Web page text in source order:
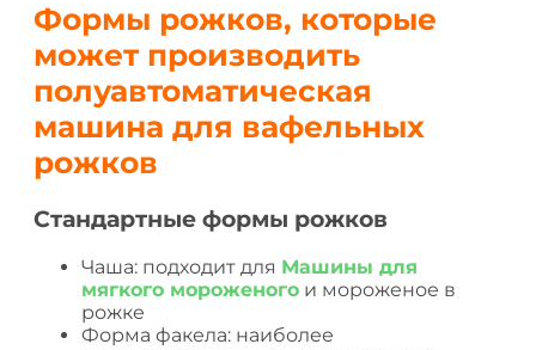
Формы рожков, которые
может производить
полуавтоматическая
машина для вафельных
рожков
Стандартные формы рожков
Чаша: подходит для Машины для
мягкого мороженого и мороженое в
рожке
Форма факела: наиболее